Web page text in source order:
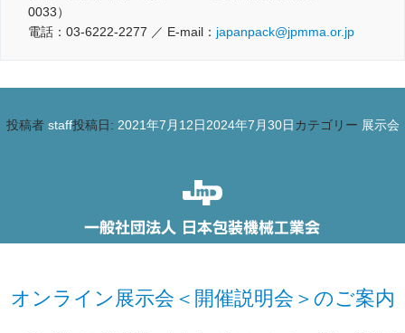
0033）
電話：03-6222-2277 ／ E-mail： japanpack@jpmma.or.jp
投稿者 staff投稿日: 2021年7月12日2024年7月30日 カテゴリー 展示会
オンライン展示会＜開催説明会＞のご案内